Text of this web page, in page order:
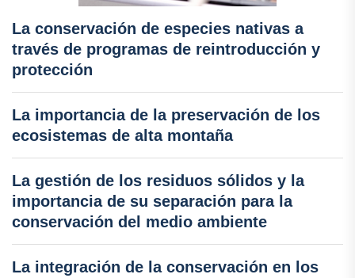
La conservación de especies nativas a
través de programas de reintroducción y
protección
La importancia de la preservación de los
ecosistemas de alta montaña
La gestión de los residuos sólidos y la
importancia de su separación para la
conservación del medio ambiente
La integración de la conservación en los